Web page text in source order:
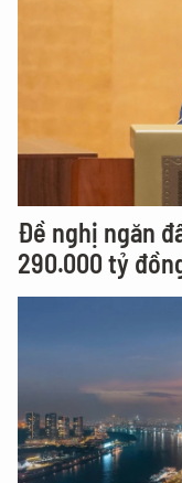
Đề nghị ngăn
290.000 tỷ